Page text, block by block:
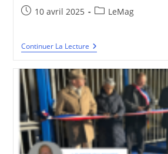
Publication
10 avril 2025
PostLeMag
Continuer La LectureBVT
#21
Mars
2025